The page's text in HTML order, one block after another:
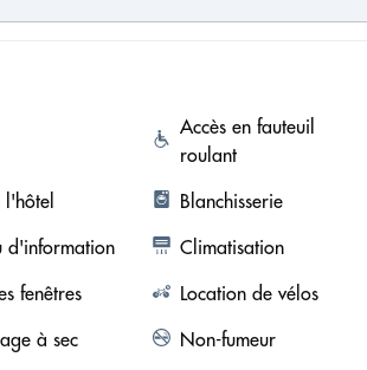
Accès en fauteuil
roulant
Blanchisserie
d'information
Climatisation
fenêtres
Location de vélos
à sec
Non-fumeur